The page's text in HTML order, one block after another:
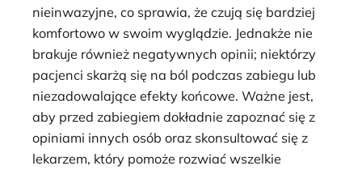
nieinwazyjne, co sprawia, że czują się bardziej
komfortowo w swoim wyglądzie. Jednakże nie
brakuje również negatywnych opinii; niektórzy
pacjenci skarżą się na ból podczas zabiegu lub
niezadowalające efekty końcowe. Ważne jest,
aby przed zabiegiem dokładnie zapoznać się z
opiniami innych osób oraz skonsultować się z
lekarzem, który pomoże rozwiać wszelkie